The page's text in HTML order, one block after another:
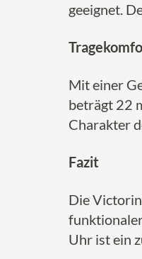
geeignet.
Mit einer
beträgt 22
Charakter
Fazit
Die
Uhr ist ein